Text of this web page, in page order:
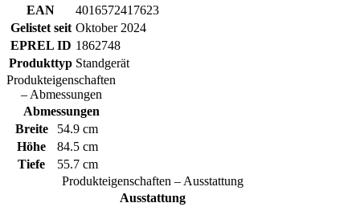
EAN
4016572417623
Gelistet seit Oktober 2024
EPREL ID 1862748
Produkttyp Standgerät
Produkteigenschaften
– Abmessungen
Abmessungen
Breite
54.9 cm
Höhe
84.5 cm
Tiefe
55.7 cm
Produkteigenschaften – Ausstattung
Ausstattung